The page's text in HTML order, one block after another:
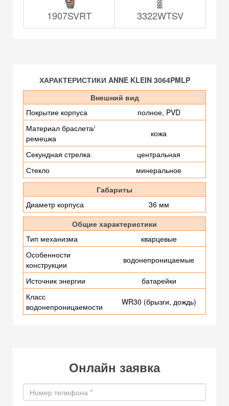
1907SVRT 3322WTSV
ХАРАКТЕРИСТИКИ ANNE KLEIN 3064PMLP
Внешний вид
Покрытие корпуса
полное, PVD
Материал браслета/
ремешка
кожа
Секундная стрелка
центральная
Стекло
минеральное
Габариты
Диаметр корпуса
36 мм
Общие характеристики
Тип механизма
кварцевые
Особенности
конструкции
водонепроницаемые
Источник энергии
батарейки
Класс
водонепроницаемости
WR30 (брызги, дождь)
Онлайн заявка